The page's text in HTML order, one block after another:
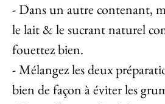
- Dans un autre contenant,
le lait & le sucrant naturel
fouettez bien.
- Mélangez les deux
bien de façon à éviter les